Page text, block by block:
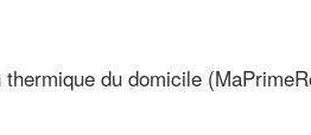
du domicile